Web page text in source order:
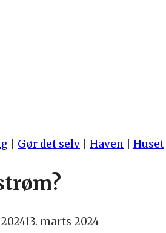
Gør det selv Haven Huset
13. marts 2024